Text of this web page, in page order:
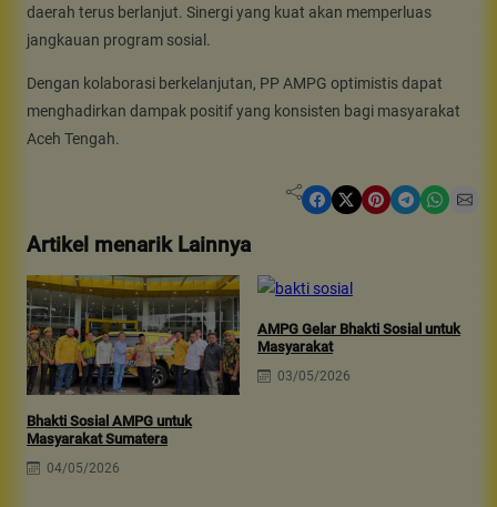
daerah terus berlanjut. Sinergi yang kuat akan memperluas
jangkauan program sosial.
Dengan kolaborasi berkelanjutan, PP AMPG optimistis dapat
menghadirkan dampak positif yang konsisten bagi masyarakat
Aceh Tengah.
Share on Facebook Share on X Share on Pinterest Share on Telegram Share on WhatsApp Share on Email
Artikel menarik Lainnya
Bhakti Sosial AMPG untuk
Masyarakat Sumatera
04/05/2026
AMPG Gelar Bhakti Sosial untuk
Masyarakat
03/05/2026